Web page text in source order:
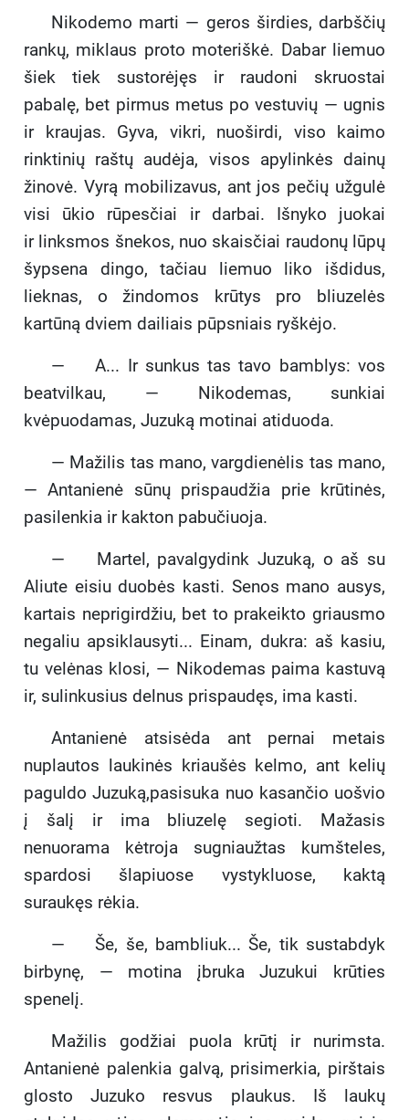
Nikodemo marti — geros širdies, darbščių
rankų, miklaus proto moteriškė. Dabar liemuo
šiek tiek sustorėjęs ir raudoni skruostai
pabalę, bet pirmus metus po vestuvių — ugnis
ir kraujas. Gyva, vikri, nuoširdi, viso kaimo
rinktinių raštų audėja, visos apylinkės dainų
žinovė. Vyrą mobilizavus, ant jos pečių užgulė
visi ūkio rūpesčiai ir darbai. Išnyko juokai
ir linksmos šnekos, nuo skaisčiai raudonų lūpų
šypsena dingo, tačiau liemuo liko išdidus,
lieknas, o žindomos krūtys pro bliuzelės
kartūną dviem dailiais pūpsniais ryškėjo.
— A... Ir sunkus tas tavo bamblys: vos
beatvilkau, — Nikodemas, sunkiai
kvėpuodamas, Juzuką motinai atiduoda.
— Mažilis tas mano, vargdienėlis tas mano,
— Antanienė sūnų prispaudžia prie krūtinės,
pasilenkia ir kakton pabučiuoja.
— Martel, pavalgydink Juzuką, o aš su
Aliute eisiu duobės kasti. Senos mano ausys,
kartais neprigirdžiu, bet to prakeikto griausmo
negaliu apsiklausyti... Einam, dukra: aš kasiu,
tu velėnas klosi, — Nikodemas paima kastuvą
ir, sulinkusius delnus prispaudęs, ima kasti.
Antanienė atsisėda ant pernai metais
nuplautos laukinės kriaušės kelmo, ant kelių
paguldo Juzuką,pasisuka nuo kasančio uošvio
į šalį ir ima bliuzelę segioti. Mažasis
nenuorama kėtroja sugniaužtas kumšteles,
spardosi šlapiuose vystykluose, kaktą
suraukęs rėkia.
— Še, še, bambliuk... Še, tik sustabdyk
birbynę, — motina įbruka Juzukui krūties
spenelį.
Mažilis godžiai puola krūtį ir nurimsta.
Antanienė palenkia galvą, prisimerkia, pirštais
glosto Juzuko resvus plaukus. Iš laukų